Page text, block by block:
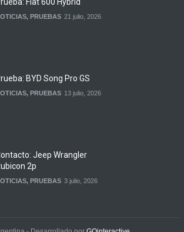
, PRUEBAS 21 julio, 2026
BYD Song Pro GS
, PRUEBAS 13 julio, 2026
Jeep Wrangler
2p
, PRUEBAS 3 julio, 2026